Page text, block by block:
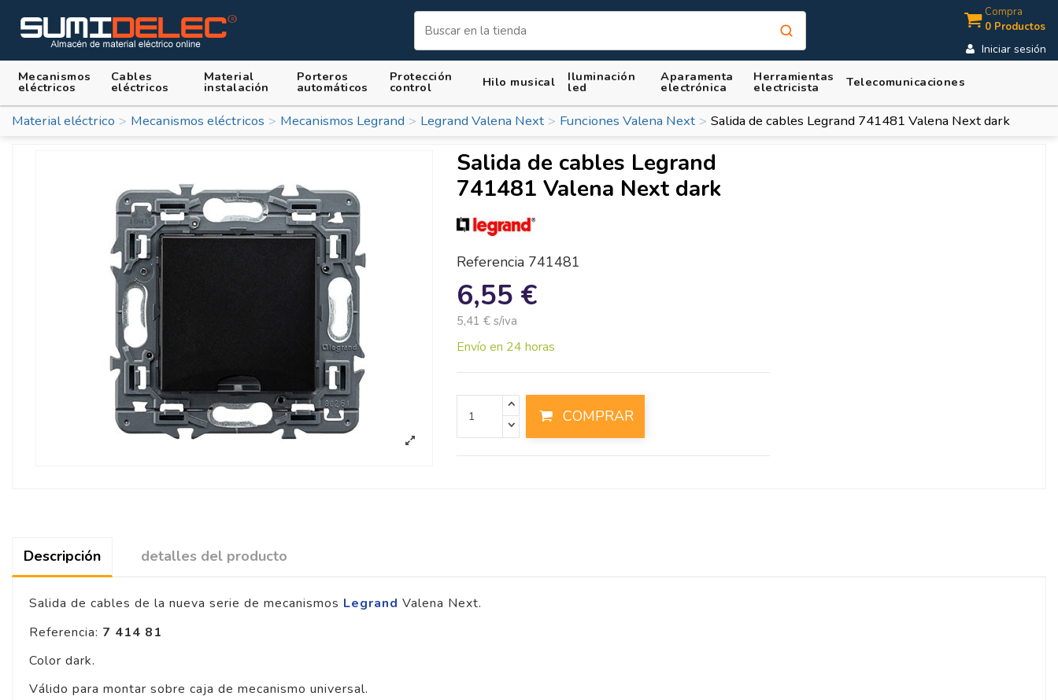
Compra
0 Productos
Iniciar sesión
Mecanismos
eléctricos
Cables
eléctricos
Material
instalación
Porteros
automáticos
Protección
control Hilo musical Iluminación
led
Aparamenta
electrónica
Herramientas
electricista Telecomunicaciones
Material eléctrico Mecanismos eléctricos Mecanismos Legrand Legrand Valena Next Funciones Valena Next Salida de cables Legrand 741481 Valena Next dark
Salida de cables Legrand
741481 Valena Next dark
Referencia 741481
6,55 €
5,41 € s/iva
Envío en 24 horas
COMPRAR
Descripción detalles del producto
Salida de cables de la nueva serie de mecanismos Legrand Valena Next.
Referencia: 7 414 81
Color dark.
Válido para montar sobre caja de mecanismo universal.